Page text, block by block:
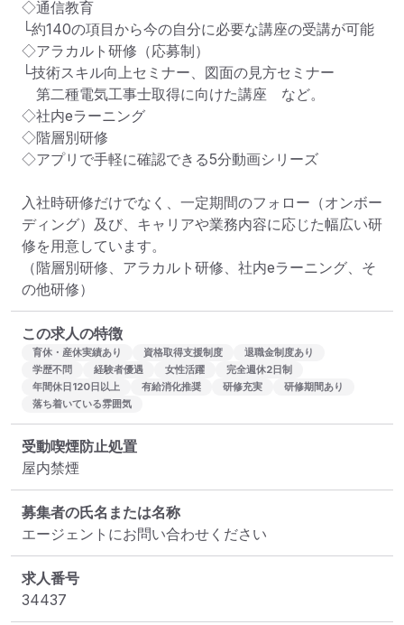
◇通信教育
└約140の項目から今の自分に必要な講座の受講が可能
◇アラカルト研修（応募制）
└技術スキル向上セミナー、図面の見方セミナー
第二種電気工事士取得に向けた講座　など。
◇社内eラーニング
◇階層別研修
◇アプリで手軽に確認できる5分動画シリーズ
入社時研修だけでなく、一定期間のフォロー（オンボー
ディング）及び、キャリアや業務内容に応じた幅広い研
修を用意しています。
（階層別研修、アラカルト研修、社内eラーニング、そ
の他研修）
この求人の特徴
育休・産休実績あり 資格取得支援制度
退職金制度あり
学歴不問
経験者優遇 女性活躍
完全週休2日制
年間休日120日以上
有給消化推奨 研修充実
研修期間あり
落ち着いている雰囲気
受動喫煙防止処置
屋内禁煙
募集者の氏名または名称
エージェントにお問い合わせください
求人番号
34437